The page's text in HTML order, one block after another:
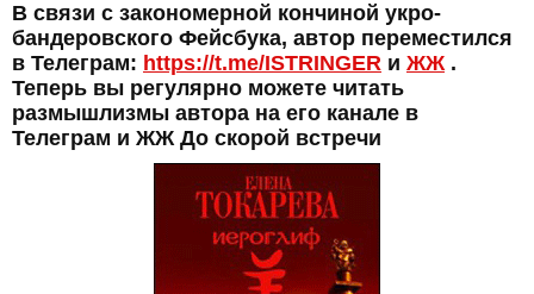
В связи с закономерной кончиной укро-
бандеровского Фейсбука, автор переместился
в Телеграм: https://t.me/ISTRINGER и ЖЖ.
Теперь вы регулярно можете читать
размышлизмы автора на его канале в
Телеграм и ЖЖ До скорой встречи